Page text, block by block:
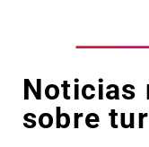
Noticias
sobre